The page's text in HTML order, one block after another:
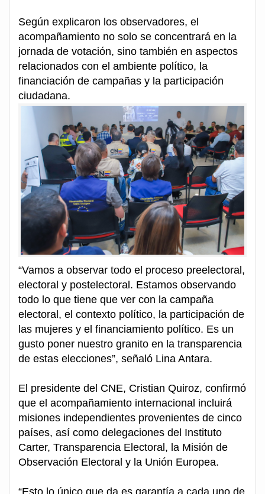
Según explicaron los observadores, el
acompañamiento no solo se concentrará en la
jornada de votación, sino también en aspectos
relacionados con el ambiente político, la
financiación de campañas y la participación
ciudadana.
“Vamos a observar todo el proceso preelectoral,
electoral y postelectoral. Estamos observando
todo lo que tiene que ver con la campaña
electoral, el contexto político, la participación de
las mujeres y el financiamiento político. Es un
gusto poner nuestro granito en la transparencia
de estas elecciones”, señaló Lina Antara.
El presidente del CNE, Cristian Quiroz, confirmó
que el acompañamiento internacional incluirá
misiones independientes provenientes de cinco
países, así como delegaciones del Instituto
Carter, Transparencia Electoral, la Misión de
Observación Electoral y la Unión Europea.
“Esto lo único que da es garantía a cada uno de